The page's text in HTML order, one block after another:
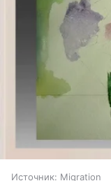
Источник: Migration